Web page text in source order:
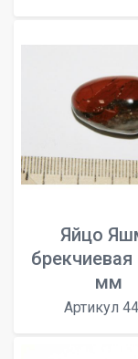
Яйцо
брекчиевая
мм
Артикул